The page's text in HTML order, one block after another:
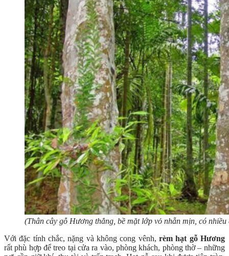
(Thân cây gỗ Hương thẳng, bề mặt lớp vỏ nhẵn mịn, có nhiều
Với đặc tính chắc, nặng và không cong vênh, rèm hạt gỗ Hương
rất phù hợp để treo tại cửa ra vào, phòng khách, phòng thờ – những